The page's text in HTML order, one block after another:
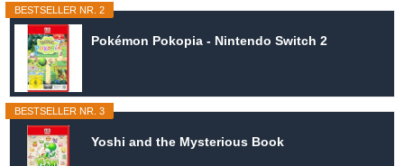
BESTSELLER NR. 2
Pokémon Pokopia - Nintendo Switch 2
BESTSELLER NR. 3
Yoshi and the Mysterious Book